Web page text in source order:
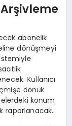
abonelik
dönüşmeyi
Kullanıcı
dönük
konum
raporlanacak.